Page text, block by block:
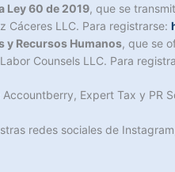
Ley 60 de 2019, que se
Cáceres LLC. Para registrarse:
y Recursos Humanos, que se
Counsels LLC. Para
Expert Tax y PR
redes sociales de